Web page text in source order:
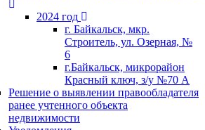
2024 год
г. Байкальск, мкр.
Строитель, ул. Озерная, №
6
г.Байкальск, микрорайон
Красный ключ, з/у №70 А
Решение о выявлении правообладателя
ранее учтенного объекта
недвижимости